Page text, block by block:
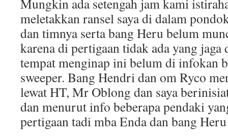
Mungkin ada setengah jam kami
meletakkan ransel saya di dalam
dan timnya serta bang Heru belum
karena di pertigaan tidak ada yang jaga
tempat menginap ini belum di infokan
sweeper. Bang Hendri dan om Ryco
lewat HT, Mr Oblong dan saya
dan menurut info beberapa pendaki
pertigaan tadi mba Enda dan bang